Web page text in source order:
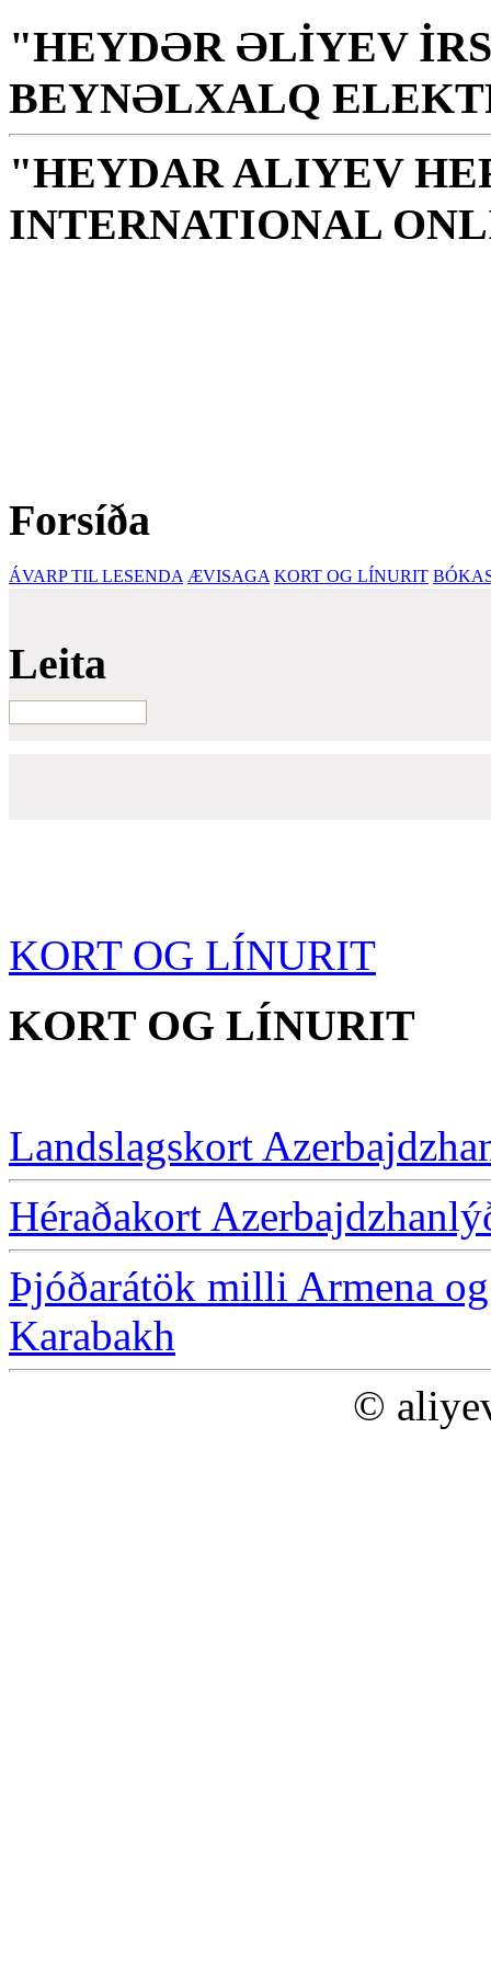
"HEYDƏR ƏLİYEV
BEYNƏLXALQ
"HEYDAR ALIYEV
INTERNATIONAL
Forsíða
ÁVARP TIL LESENDA ÆVISAGA KORT OG LÍNURIT
Leita
KORT OG LÍNURIT
KORT OG LÍNURIT
Landslagskort
Héraðakort
Þjóðarátök milli Armena
Karabakh
©